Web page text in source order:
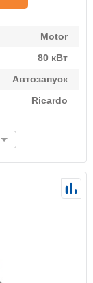
Motor
80 кВт
Автозапуск
Ricardo